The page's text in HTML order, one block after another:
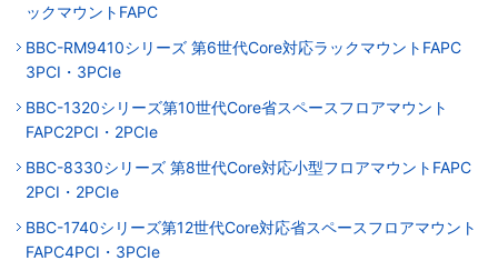
ックマウントFAPC
BBC-RM9410シリーズ 第6世代Core対応ラックマウントFAPC
3PCI・3PCIe
BBC-1320シリーズ第10世代Core省スペースフロアマウント
FAPC2PCI・2PCIe
BBC-8330シリーズ 第8世代Core対応小型フロアマウントFAPC
2PCI・2PCIe
BBC-1740シリーズ第12世代Core対応省スペースフロアマウント
FAPC4PCI・3PCIe